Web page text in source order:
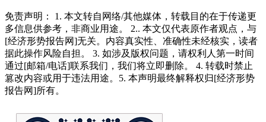
免责声明： 1. 本文转自网络/其他媒体，转载目的在于传递更
多信息供参考，非商业用途。 2.. 本文仅代表原作者观点，与
[经济形势报告网]无关。内容真实性、准确性未经核实，读者
据此操作风险自担。 3. 如涉及版权问题，请权利人第一时间
通过[邮箱/电话]联系我们，我们将立即删除。 4. 转载时禁止
篡改内容或用于违法用途。5. 本声明最终解释权归[经济形势
报告网]所有。